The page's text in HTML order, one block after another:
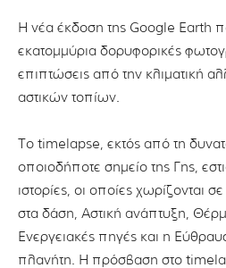
Η νέα έκδοση της Google Earth
εκατομμύρια δορυφορικές
επιπτώσεις από την κλιματική
αστικών τοπίων.
Το timelapse, εκτός από τη
οποιοδήποτε σημείο της Γης,
ιστορίες, οι οποίες χωρίζονται
στα δάση, Αστική ανάπτυξη,
Ενεργειακές πηγές και η
πλανήτη. Η πρόσβαση στο